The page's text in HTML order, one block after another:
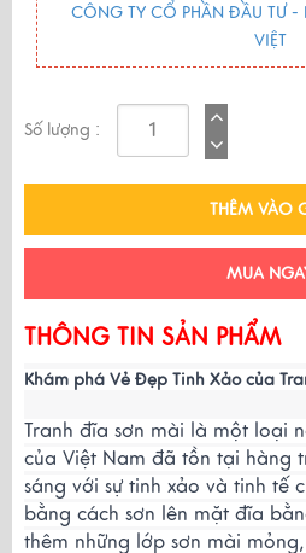
CÔNG TY CỔ PHẦN ĐẦU TƯ -
VIỆT
Số lượng :
THÊM VÀO
MUA
THÔNG TIN SẢN PHẨM
Khám phá Vẻ Đẹp Tinh Xảo của
Tranh đĩa sơn mài là một loại
của Việt Nam đã tồn tại hàng
sáng với sự tinh xảo và tinh tế
bằng cách sơn lên mặt đĩa
thêm những lớp sơn mài